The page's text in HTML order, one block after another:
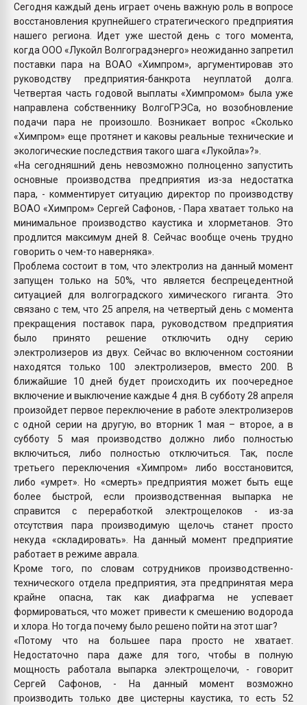
Сегодня каждый день играет очень важную роль в вопросе
восстановления крупнейшего стратегического предприятия
нашего региона. Идет уже шестой день с того момента,
когда ООО «Лукойл Волгоградэнерго» неожиданно запретил
поставки пара на ВОАО «Химпром», аргументировав это
руководству предприятия-банкрота неуплатой долга.
Четвертая часть годовой выплаты «Химпромом» была уже
направлена собственнику ВолгоГРЭСа, но возобновление
подачи пара не произошло. Возникает вопрос «Сколько
«Химпром» еще протянет и каковы реальные технические и
экологические последствия такого шага «Лукойла»?».
«На сегодняшний день невозможно полноценно запустить
основные производства предприятия из-за недостатка
пара, - комментирует ситуацию директор по производству
ВОАО «Химпром» Сергей Сафонов, - Пара хватает только на
минимальное производство каустика и хлорметанов. Это
продлится максимум дней 8. Сейчас вообще очень трудно
говорить о чем-то наверняка».
Проблема состоит в том, что электролиз на данный момент
запущен только на 50%, что является беспрецедентной
ситуацией для волгоградского химического гиганта. Это
связано с тем, что 25 апреля, на четвертый день с момента
прекращения поставок пара, руководством предприятия
было принято решение отключить одну серию
электролизеров из двух. Сейчас во включенном состоянии
находятся только 100 электролизеров, вместо 200. В
ближайшие 10 дней будет происходить их поочередное
включение и выключение каждые 4 дня. В субботу 28 апреля
произойдет первое переключение в работе электролизеров
с одной серии на другую, во вторник 1 мая – второе, а в
субботу 5 мая производство должно либо полностью
включиться, либо полностью отключиться. Так, после
третьего переключения «Химпром» либо восстановится,
либо «умрет». Но «смерть» предприятия может быть еще
более быстрой, если производственная выпарка не
справится с переработкой электрощелоков - из-за
отсутствия пара производимую щелочь станет просто
некуда «складировать». На данный момент предприятие
работает в режиме аврала.
Кроме того, по словам сотрудников производственно-
технического отдела предприятия, эта предпринятая мера
крайне опасна, так как диафрагма не успевает
формироваться, что может привести к смешению водорода
и хлора. Но тогда почему было решено пойти на этот шаг?
«Потому что на большее пара просто не хватает.
Недостаточно пара даже для того, чтобы в полную
мощность работала выпарка электрощелочи, - говорит
Сергей Сафонов, - На данный момент возможно
производить только две цистерны каустика, то есть 52